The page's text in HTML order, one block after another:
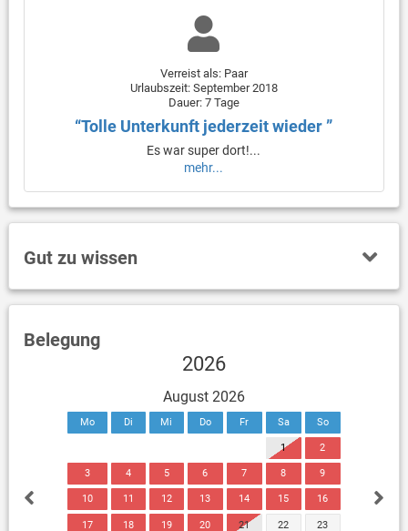
Verreist als: Paar
Urlaubszeit: September 2018
Dauer: 7 Tage
“Tolle Unterkunft jederzeit wieder ”
Es war super dort!...
mehr...
Gut zu wissen
Belegung
2026
August 2026
Mo Di Mi Do Fr Sa So
1 2
3 4 5 6 7 8 9
10 11 12 13 14 15 16
17 18 19 20 21 22 23